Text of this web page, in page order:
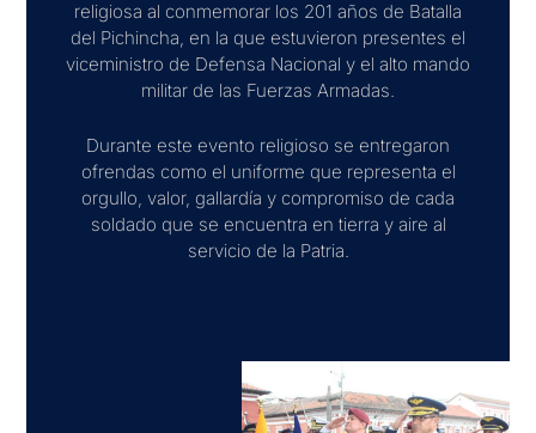
religiosa al conmemorar los 201 años de Batalla
del Pichincha, en la que estuvieron presentes el
viceministro de Defensa Nacional y el alto mando
militar de las Fuerzas Armadas.
Durante este evento religioso se entregaron
ofrendas como el uniforme que representa el
orgullo, valor, gallardía y compromiso de cada
soldado que se encuentra en tierra y aire al
servicio de la Patria.